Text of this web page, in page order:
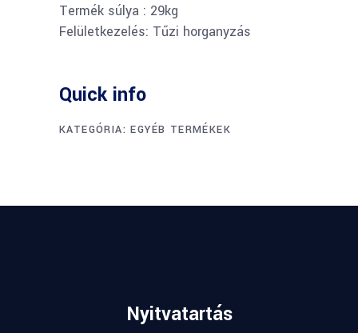
Termék súlya : 29kg
Felületkezelés: Tűzi horganyzás
Quick info
KATEGÓRIA:EGYÉB TERMÉKEK
Nyitvatartás